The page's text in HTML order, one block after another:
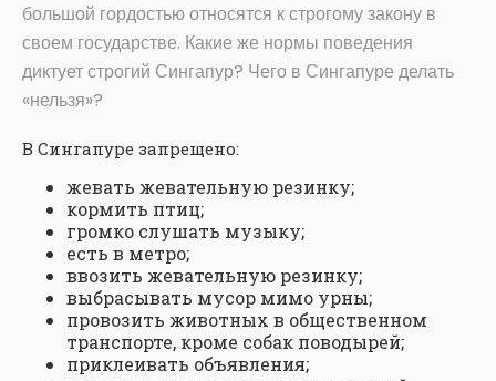
большой гордостью относятся к строгому закону в
своем государстве. Какие же нормы поведения
диктует строгий Сингапур? Чего в Сингапуре делать
«нельзя»?
В Сингапуре запрещено:
жевать жевательную резинку;
кормить птиц;
громко слушать музыку;
есть в метро;
ввозить жевательную резинку;
выбрасывать мусор мимо урны;
провозить животных в общественном
транспорте, кроме собак поводырей;
приклеивать объявления;